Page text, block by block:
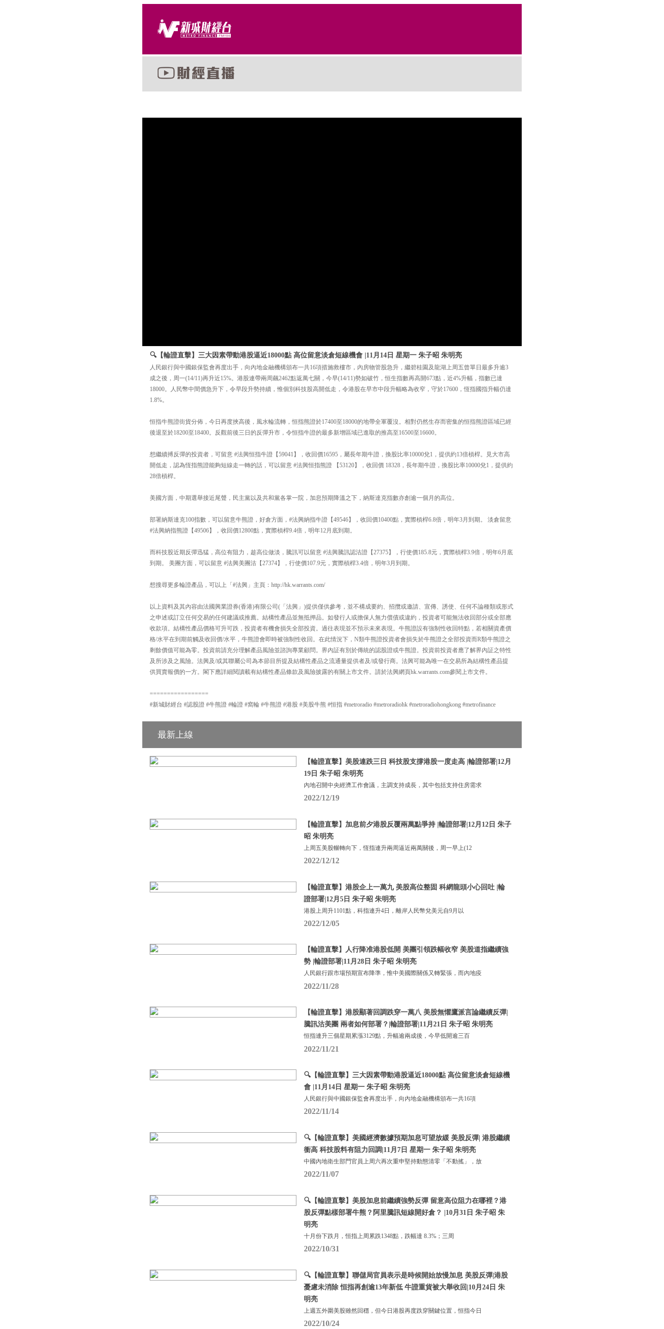
🔍【輪證直擊】三大因素帶動港股逼近18000點 高位留意淡倉短線機會 |11月14日 星期一 朱子昭 朱明亮
人民銀行與中國銀保監會再度出手，向內地金融機構頒布一共16項措施救樓市，內房物管股急升，繼碧桂園及龍湖上周五曾單日最多升逾3
成之後，周一(14/11)再升近15%。港股連帶兩周飆2462點返萬七關，今早(14/11)勢如破竹，恒生指數再高開673點，近4%升幅，指數已達
18000。人民幣中間價急升下，令早段升勢持續，惟個別科技股高開低走，令港股在早市中段升幅略為收窄，守於17600，恆指國指升幅仍達
1.8%。
恒指牛熊證街貨分佈，今日再度挾高後，風水輪流轉，恒指熊證於17400至18000的地帶全軍覆沒。相對仍然生存而密集的恒指熊證區域已經
後退至於18200至18400。反觀前後三日的反彈升市，令恒指牛證的最多新增區域已進取的推高至16500至16600。
想繼續搏反彈的投資者，可留意 #法興恒指牛證【59041】，收回價16595，屬長年期牛證，換股比率10000兌1，提供約13倍槓桿。見大市高
開低走，認為恆指熊證能夠短線走一轉的話，可以留意 #法興恒指熊證 【53120】，收回價 18328，長年期牛證，換股比率10000兌1，提供約
28倍槓桿。
美國方面，中期選舉接近尾聲，民主黨以及共和黨各掌一院，加息預期降溫之下，納斯達克指數亦創逾一個月的高位。
部署納斯達克100指數，可以留意牛熊證，好倉方面，#法興納指牛證【49546】，收回價10400點，實際槓桿6.8倍，明年3月到期。 淡倉留意
#法興納指熊證【49506】，收回價12800點，實際槓桿9.4倍，明年12月底到期。
而科技股近期反彈迅猛，高位有阻力，趁高位做淡，騰訊可以留意 #法興騰訊認沽證【27375】，行使價185.8元，實際槓桿3.9倍，明年6月底
到期。 美團方面，可以留意 #法興美團沽【27374】，行使價107.9元，實際槓桿3.4倍，明年3月到期。
想搜尋更多輪證產品，可以上「#法興」主頁：http://hk.warrants.com/
以上資料及其內容由法國興業證券(香港)有限公司(「法興」)提供僅供參考，並不構成要約、招攬或邀請、宣傳、誘使、任何不論種類或形式
之申述或訂立任何交易的任何建議或推薦。結構性產品並無抵押品。如發行人或擔保人無力償債或違約，投資者可能無法收回部分或全部應
收款項。結構性產品價格可升可跌，投資者有機會損失全部投資。過往表現並不預示未來表現。牛熊證設有強制性收回特點，若相關資產價
格/水平在到期前觸及收回價/水平，牛熊證會即時被強制性收回。在此情況下，N類牛熊證投資者會損失於牛熊證之全部投資而R類牛熊證之
剩餘價值可能為零。投資前請充分理解產品風險並諮詢專業顧問。界內証有別於傳統的認股證或牛熊證。投資前投資者應了解界內証之特性
及所涉及之風險。法興及/或其聯屬公司為本節目所提及結構性產品之流通量提供者及/或發行商。法興可能為唯一在交易所為結構性產品提
供買賣報價的一方。閣下應詳細閱讀載有結構性產品條款及風險披露的有關上市文件。請於法興網頁hk.warrants.com參閱上市文件。
=================
#新城財經台 #認股證 #牛熊證 #輪證 #窩輪 #牛熊證 #港股 #美股牛熊 #恒指 #metroradio #metroradiohk #metroradiohongkong #metrofinance
最新上線
【輪證直擊】美股連跌三日 科技股支撐港股一度走高 |輪證部署|12月
19日 朱子昭 朱明亮
內地召開中央經濟工作會議，主調支持成長，其中包括支持住房需求
2022/12/19
【輪證直擊】加息前夕港股反覆兩萬點爭持 |輪證部署|12月12日 朱子
昭 朱明亮
上周五美股輾轉向下，恆指連升兩周逼近兩萬關後，周一早上(12
2022/12/12
【輪證直擊】港股企上一萬九 美股高位整固 科網龍頭小心回吐 |輪
證部署|12月5日 朱子昭 朱明亮
港股上周升1101點，科指連升4日，離岸人民幣兌美元自9月以
2022/12/05
【輪證直擊】人行降准港股低開 美團引領跌幅收窄 美股道指繼續強
勢 |輪證部署|11月28日 朱子昭 朱明亮
人民銀行跟市場預期宣布降準，惟中美國際關係又轉緊張，而內地疫
2022/11/28
【輪證直擊】港股顯著回調跌穿一萬八 美股無懼鷹派言論繼續反彈|
騰訊沽美團 兩者如何部署？|輪證部署|11月21日 朱子昭 朱明亮
恒指連升三個星期累漲3129點，升幅逾兩成後，今早低開逾三百
2022/11/21
🔍【輪證直擊】三大因素帶動港股逼近18000點 高位留意淡倉短線機
會 |11月14日 星期一 朱子昭 朱明亮
人民銀行與中國銀保監會再度出手，向內地金融機構頒布一共16項
2022/11/14
🔍【輪證直擊】美國經濟數據預期加息可望放緩 美股反彈| 港股繼續
衝高 科技股料有阻力回調|11月7日 星期一 朱子昭 朱明亮
中國內地衛生部門官員上周六再次重申堅持動態清零「不動搖」，放
2022/11/07
🔍【輪證直擊】美股加息前繼續強勢反彈 留意高位阻力在哪裡？港
股反彈點樣部署牛熊？阿里騰訊短線開好倉？ |10月31日 朱子昭 朱
明亮
十月份下跌月，恒指上周累跌1348點，跌幅達 8.3%；三周
2022/10/31
🔍【輪證直擊】聯儲局官員表示是時候開始放慢加息 美股反彈|港股
憂慮未消除 恒指再創逾13年新低 牛證重貨被大舉收回|10月24日 朱
明亮
上週五外圍美股雖然回穩，但今日港股再度跌穿關鍵位置，恒指今日
2022/10/24